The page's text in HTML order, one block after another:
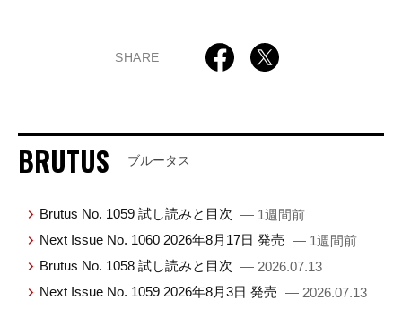
SHARE
BRUTUS ブルータス
Brutus No. 1059 試し読みと目次 — 1週間前
Next Issue No. 1060 2026年8月17日 発売 — 1週間前
Brutus No. 1058 試し読みと目次 — 2026.07.13
Next Issue No. 1059 2026年8月3日 発売 — 2026.07.13